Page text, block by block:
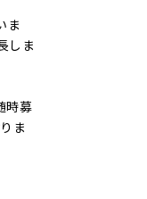
ま
しま
時募
ま